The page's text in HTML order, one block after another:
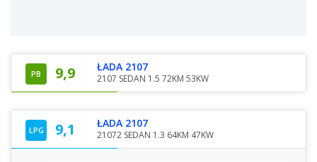
PB 9,9 ŁADA 2107
2107 SEDAN 1.5 72KM 53KW
LPG 9,1 ŁADA 2107
21072 SEDAN 1.3 64KM 47KW